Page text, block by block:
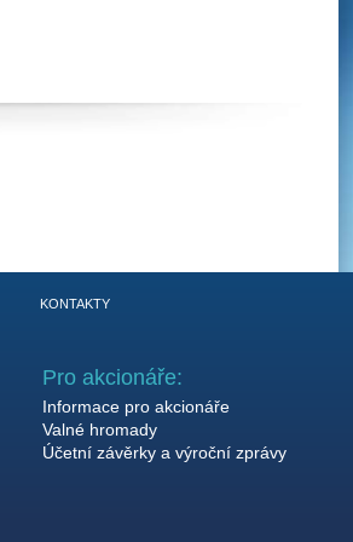
KONTAKTY
Pro akcionáře:
Informace pro akcionáře
Valné hromady
Účetní závěrky a výroční zprávy